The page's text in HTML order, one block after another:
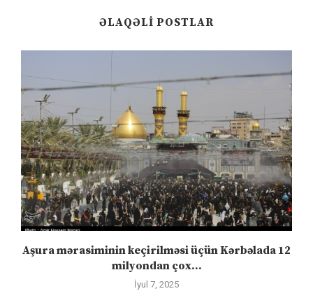
ƏLAQƏLI POSTLAR
Aşura mərasiminin keçirilməsi üçün Kərbəlada 12
milyondan çox...
İyul 7, 2025